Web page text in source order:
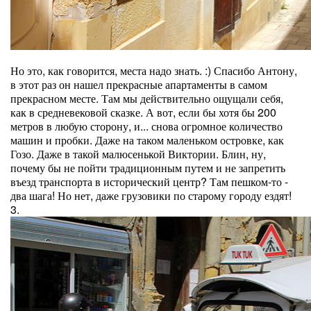
Но это, как говорится, места надо знать. :) Спасибо Антону,
в этот раз он нашел прекрасные апартаменты в самом
прекрасном месте. Там мы действительно ощущали себя,
как в средневековой сказке. А вот, если бы хотя бы 200
метров в любую сторону, и... снова огромное количество
машин и пробки. Даже на таком маленьком островке, как
Гозо. Даже в такой малюсенькой Виктории. Блин, ну,
почему бы не пойти традиционным путем и не запретить
въезд транспорта в исторический центр? Там пешком-то -
два шага! Но нет, даже грузовики по старому городу ездят!
3.